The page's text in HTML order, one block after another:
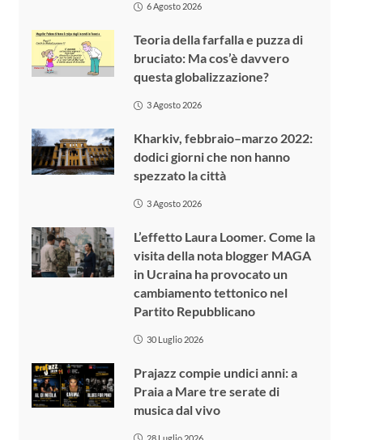
6 Agosto 2026
Teoria della farfalla e puzza di
bruciato: Ma cos’è davvero
questa globalizzazione?
3 Agosto 2026
Kharkiv, febbraio–marzo 2022:
dodici giorni che non hanno
spezzato la città
3 Agosto 2026
L’effetto Laura Loomer. Come la
visita della nota blogger MAGA
in Ucraina ha provocato un
cambiamento tettonico nel
Partito Repubblicano
30 Luglio 2026
Prajazz compie undici anni: a
Praia a Mare tre serate di
musica dal vivo
28 Luglio 2026